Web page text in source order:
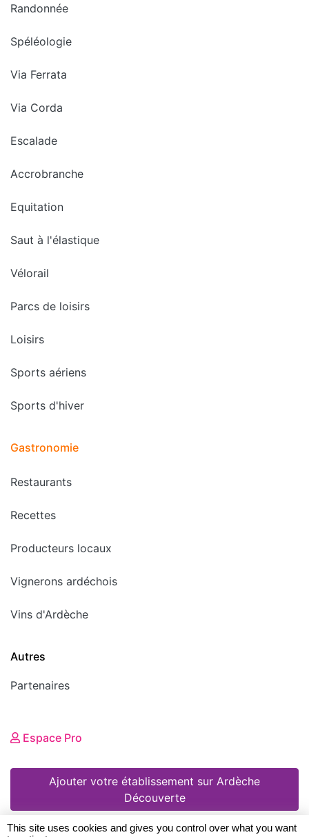
Randonnée
Spéléologie
Via Ferrata
Via Corda
Escalade
Accrobranche
Equitation
Saut à l'élastique
Vélorail
Parcs de loisirs
Loisirs
Sports aériens
Sports d'hiver
Gastronomie
Restaurants
Recettes
Producteurs locaux
Vignerons ardéchois
Vins d'Ardèche
Autres
Partenaires
Espace Pro
Ajouter votre établissement sur Ardèche
Découverte
This site uses cookies and gives you control over what you want